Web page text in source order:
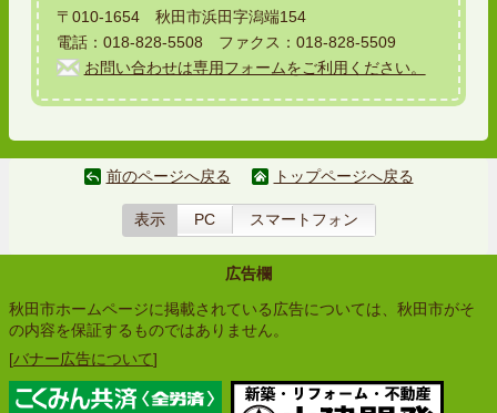
〒010-1654 秋田市浜田字潟端154
電話：018-828-5508 ファクス：018-828-5509
お問い合わせは専用フォームをご利用ください。
前のページへ戻る トップページへ戻る
表示 PC スマートフォン
広告欄
秋田市ホームページに掲載されている広告については、秋田市がそ
の内容を保証するものではありません。
[バナー広告について]